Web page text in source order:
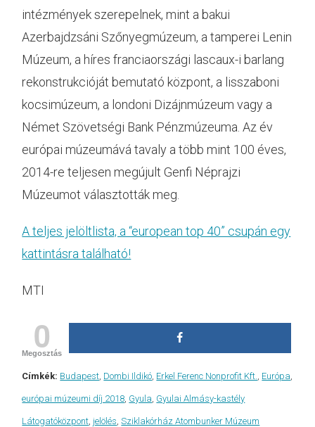
intézmények szerepelnek, mint a bakui
Azerbajdzsáni Szőnyegmúzeum, a tamperei Lenin
Múzeum, a híres franciaországi lascaux-i barlang
rekonstrukcióját bemutató központ, a lisszaboni
kocsimúzeum, a londoni Dizájnmúzeum vagy a
Német Szövetségi Bank Pénzmúzeuma. Az év
európai múzeumává tavaly a több mint 100 éves,
2014-re teljesen megújult Genfi Néprajzi
Múzeumot választották meg.
A teljes jelöltlista, a “european top 40” csupán egy
kattintásra található!
MTI
0
Megosztás
Címkék: Budapest Dombi Ildikó Erkel Ferenc Nonprofit Kft. Európa
európai múzeumi díj 2018 Gyula Gyulai Almásy-kastély
Látogatóközpont jelölés ,Sziklakórház Atombunker Múzeum